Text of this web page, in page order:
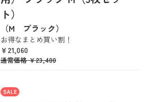
ト）
（M ブラック）
お得なまとめ買い割！
￥21,060
通常価格￥23,400